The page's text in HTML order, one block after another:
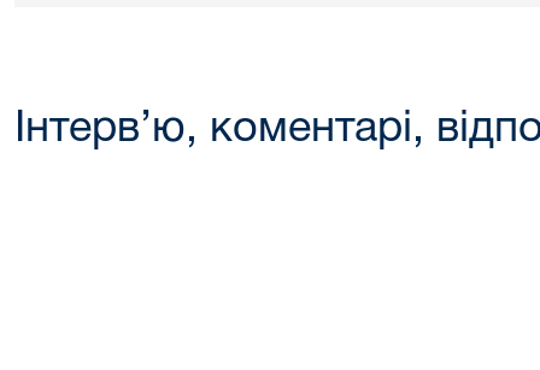
Інтерв’ю, коментарі,